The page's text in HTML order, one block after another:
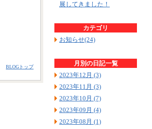
BLOGトップ
展してきました！
カテゴリ
お知らせ(24)
月別の日記一覧
2023年12月 (3)
2023年11月 (3)
2023年10月 (7)
2023年09月 (4)
2023年08月 (1)